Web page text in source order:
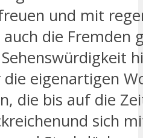
und mit
die Fremden
eigenartigen
die bis auf die
sich